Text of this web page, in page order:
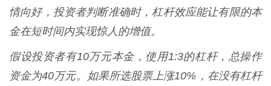
情向好，投资者判断准确时，杠杆效应能让有限的本
金在短时间内实现惊人的增值。
假设投资者有10万元本金，使用1:3的杠杆，总操作
资金为40万元。如果所选股票上涨10%，在没有杠杆